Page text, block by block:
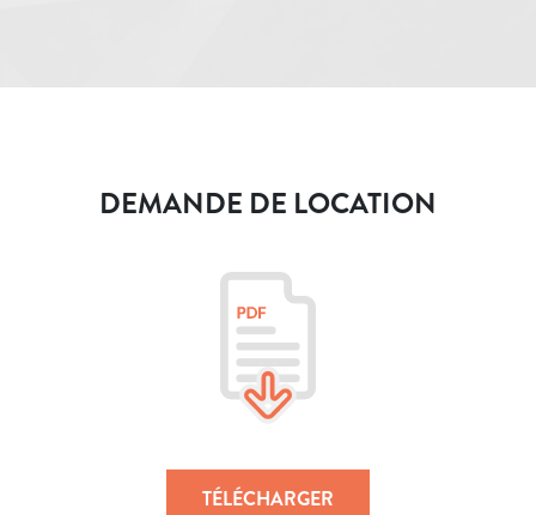
DEMANDE DE LOCATION
TÉLÉCHARGER